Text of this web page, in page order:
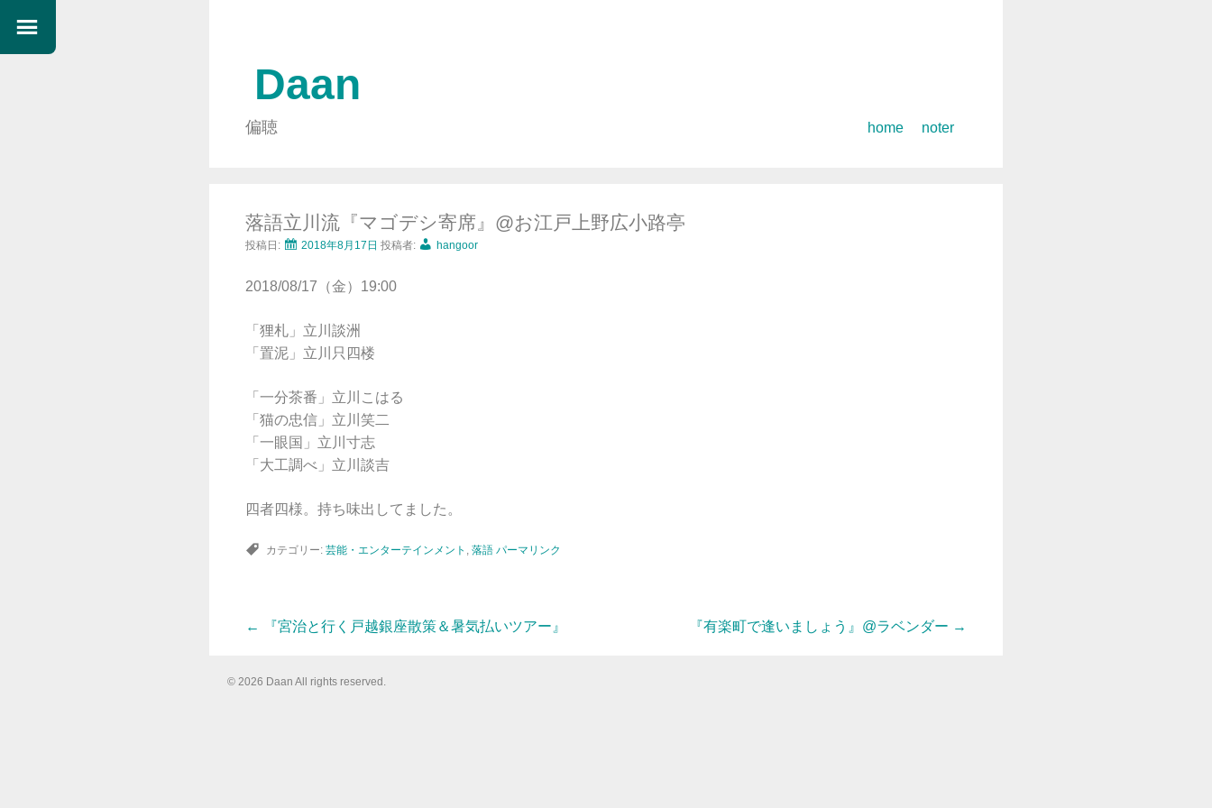
Daan
偏聴
コ
home noter
落語立川流『マゴデシ寄席』@お江戸上野広小路亭
投稿日: 2018年8月17日 投稿者: hangoor
2018/08/17（金）19:00
「狸札」立川談洲
「置泥」立川只四楼
「一分茶番」立川こはる
「猫の忠信」立川笑二
「一眼国」立川寸志
「大工調べ」立川談吉
四者四様。持ち味出してました。
カテゴリー: 芸能・エンターテインメント , 落語 パーマリンク
投
← 『宮治と行く戸越銀座散策＆暑気払いツアー』 『有楽町で逢いましょう』@ラベンダー →
© 2026 Daan All rights reserved.